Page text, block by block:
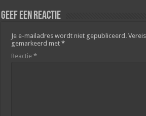
Geef een reactie
Je e-mailadres wordt niet gepubliceerd.
gemarkeerd met*
Reactie*